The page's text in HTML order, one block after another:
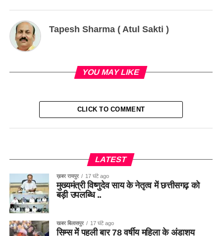
Tapesh Sharma ( Atul Sakti )
YOU MAY LIKE
CLICK TO COMMENT
LATEST
ख़बर रायपुर 17 घंटे ago
मुख्यमंत्री विष्णुदेव साय के नेतृत्व में छत्तीसगढ़ को
बड़ी उपलब्धि ..
खबर बिलासपुर 17 घंटे ago
सिम्स में पहली बार 78 वर्षीय महिला के अंडाशय